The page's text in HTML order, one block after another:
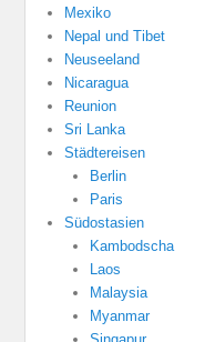
Mexiko
Nepal und Tibet
Neuseeland
Nicaragua
Reunion
Sri Lanka
Städtereisen
Berlin
Paris
Südostasien
Kambodscha
Laos
Malaysia
Myanmar